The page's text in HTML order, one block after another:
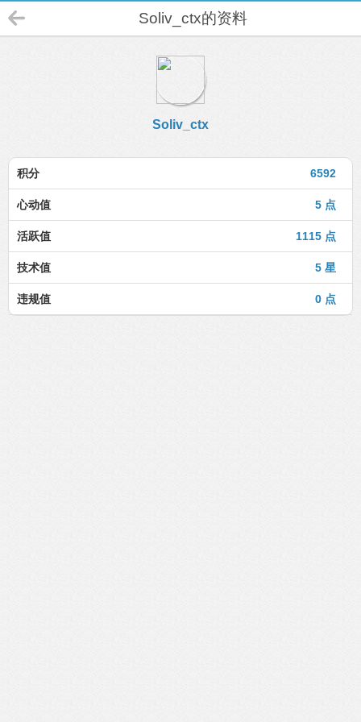
Soliv_ctx的资料
Soliv_ctx
6592
积分
5 点
心动值
1115 点
活跃值
5 星
技术值
0 点
违规值